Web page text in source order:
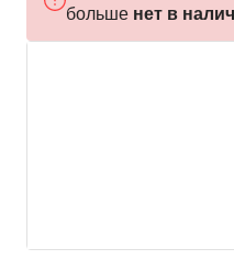
больше нет в